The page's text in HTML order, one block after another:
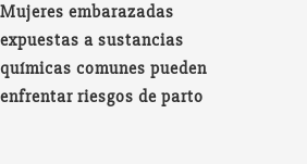
Mujeres embarazadas
expuestas a sustancias
químicas comunes pueden
enfrentar riesgos de parto